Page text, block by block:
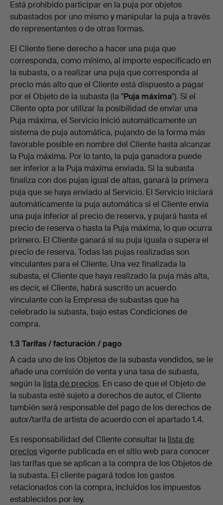
Está prohibido participar en la puja por objetos
subastados por uno mismo y manipular la puja a través
de representantes o de otras formas.
El Cliente tiene derecho a hacer una puja que
corresponda, como mínimo, al importe especificado en
la subasta, o a realizar una puja que corresponda al
precio más alto que el Cliente está dispuesto a pagar
por el Objeto de la subasta (la "Puja máxima"). Si el
Cliente opta por utilizar la posibilidad de enviar una
Puja máxima, el Servicio inició automáticamente un
sistema de puja automática, pujando de la forma más
favorable posible en nombre del Cliente hasta alcanzar
la Puja máxima. Por lo tanto, la puja ganadora puede
ser inferior a la Puja máxima enviada. Si la subasta
finaliza con dos pujas igual de altas, ganará la primera
puja que se haya enviado al Servicio. El Servicio iniciará
automáticamente la puja automática si el Cliente envía
una puja inferior al precio de reserva, y pujará hasta el
precio de reserva o hasta la Puja máxima, lo que ocurra
primero. El Cliente ganará si su puja iguala o supera el
precio de reserva. Todas las pujas realizadas son
vinculantes para el Cliente. Una vez finalizada la
subasta, el Cliente que haya realizado la puja más alta,
es decir, el Cliente, habrá suscrito un acuerdo
vinculante con la Empresa de subastas que ha
celebrado la subasta, bajo estas Condiciones de
compra.
1.3 Tarifas / facturación / pago
A cada uno de los Objetos de la subasta vendidos, se le
añade una comisión de venta y una tasa de subasta,
según la lista de precios. En caso de que el Objeto de
la subasta esté sujeto a derechos de autor, el Cliente
también será responsable del pago de los derechos de
autor/tarifa de artista de acuerdo con el apartado 1.4.
Es responsabilidad del Cliente consultar la lista de
preciosvigente publicada en el sitio web para conocer
las tarifas que se aplican a la compra de los Objetos de
la subasta. El cliente pagará todos los gastos
relacionados con la compra, incluidos los impuestos
establecidos por ley.